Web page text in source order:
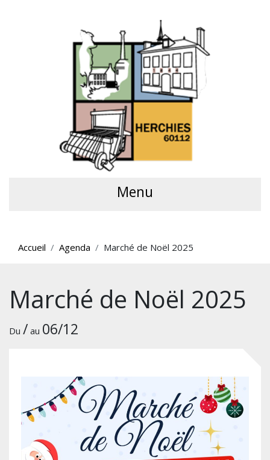
Menu
Accueil Agenda Marché de Noël 2025
Marché de Noël 2025
Du / au 06/12